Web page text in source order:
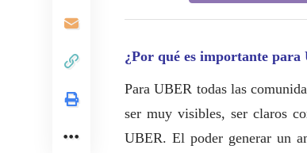
¿Por qué es importante
Para UBER todas las
ser muy visibles, ser claros
UBER. El poder generar un